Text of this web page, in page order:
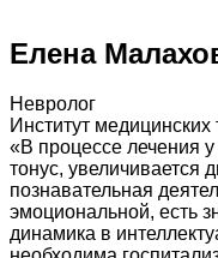
Елена
Невролог
Институт
«В процессе лечения
тонус, увеличивается
познавательная
эмоциональной, есть
динамика в